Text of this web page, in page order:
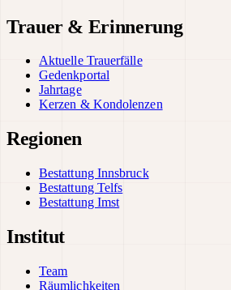
Trauer & Erinnerung
Aktuelle Trauerfälle
Gedenkportal
Jahrtage
Kerzen & Kondolenzen
Regionen
Bestattung Innsbruck
Bestattung Telfs
Bestattung Imst
Institut
Team
Räumlichkeiten